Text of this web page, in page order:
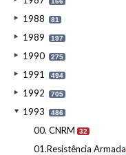
1988 81
1989 197
1990 275
1991 494
1992 705
1993 486
00. CNRM 32
01.Resistência Armada